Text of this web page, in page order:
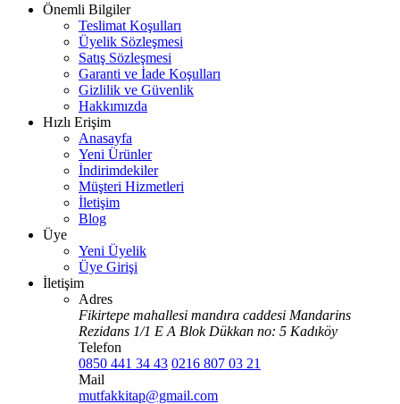
Önemli Bilgiler
Teslimat Koşulları
Üyelik Sözleşmesi
Satış Sözleşmesi
Garanti ve İade Koşulları
Gizlilik ve Güvenlik
Hakkımızda
Hızlı Erişim
Anasayfa
Yeni Ürünler
İndirimdekiler
Müşteri Hizmetleri
İletişim
Blog
Üye
Yeni Üyelik
Üye Girişi
İletişim
Adres
Fikirtepe mahallesi mandıra caddesi Mandarins
Rezidans 1/1 E A Blok Dükkan no: 5 Kadıköy
Telefon
0850 441 34 43 0216 807 03 21
Mail
mutfakkitap@gmail.com